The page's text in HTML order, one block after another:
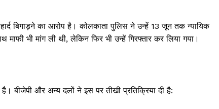
बिगाड़ने का आरोप है। कोलकाता पुलिस ने उन्हें 13 जून तक न्यायिक
भी मांग ली थी, लेकिन फिर भी उन्हें गिरफ्तार कर लिया गया।
है। बीजेपी और अन्य दलों ने इस पर तीखी प्रतिक्रिया दी है: